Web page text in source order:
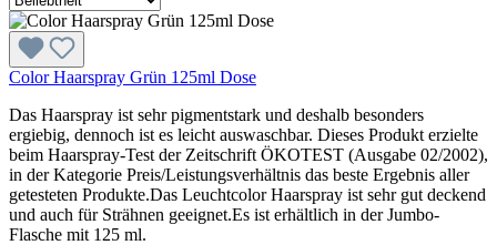
Color Haarspray Grün 125ml Dose
Das Haarspray ist sehr pigmentstark und deshalb besonders
ergiebig, dennoch ist es leicht auswaschbar. Dieses Produkt erzielte
beim Haarspray-Test der Zeitschrift ÖKOTEST (Ausgabe 02/2002),
in der Kategorie Preis/Leistungsverhältnis das beste Ergebnis aller
getesteten Produkte.Das Leuchtcolor Haarspray ist sehr gut deckend
und auch für Strähnen geeignet.Es ist erhältlich in der Jumbo-
Flasche mit 125 ml.